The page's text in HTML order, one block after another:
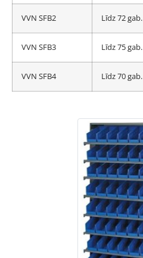
VVN SFB2 Līdz 72 gab.
VVN SFB3 Līdz 75 gab.
VVN SFB4 Līdz 70 gab.